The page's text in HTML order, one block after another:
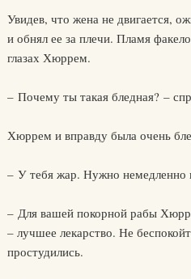
Увидев, что жена не двигается,
и обнял ее за плечи. Пламя
глазах Хюррем.
– Почему ты такая бледная? –
Хюррем и вправду была очень
– У тебя жар. Нужно немедленно
– Для вашей покорной рабы
– лучшее лекарство. Не
простудились.